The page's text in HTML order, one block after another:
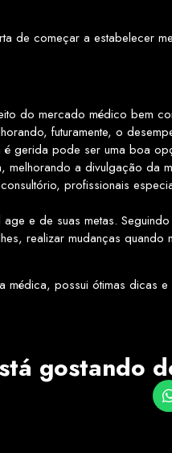
de começar a estabelecer
do mercado médico bem
futuramente, o
gerida pode ser uma boa
melhorando a divulgação da
profissionais
e de suas metas.
realizar mudanças
médica, possui ótimas dicas
gostando